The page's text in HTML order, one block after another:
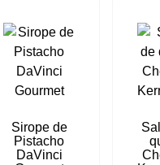
Sirope de
Pistacho
DaVinci